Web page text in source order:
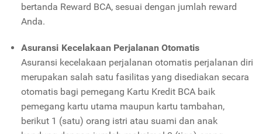
bertanda Reward BCA, sesuai dengan jumlah reward
Anda.
Asuransi Kecelakaan Perjalanan Otomatis
Asuransi kecelakaan perjalanan otomatis perjalanan diri
merupakan salah satu fasilitas yang disediakan secara
otomatis bagi pemegang Kartu Kredit BCA baik
pemegang kartu utama maupun kartu tambahan,
berikut 1 (satu) orang istri atau suami dan anak